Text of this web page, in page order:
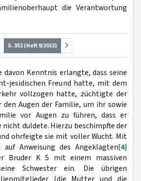
die Verantwortung
S. 352 (Heft 9/2013)
davon Kenntnis erlangte, dass seine
jesidischen Freund hatte, mit dem
vollzogen hatte, züchtigte der
Augen der Familie, um ihr sowie
vor Augen zu führen, dass er
duldete. Hierzu beschimpfte der
ohrfeigte sie mit voller Wucht. Mit
Anweisung des Angeklagten[4]
Bruder K 5 mit einem massiven
Schwester ein. Die übrigen